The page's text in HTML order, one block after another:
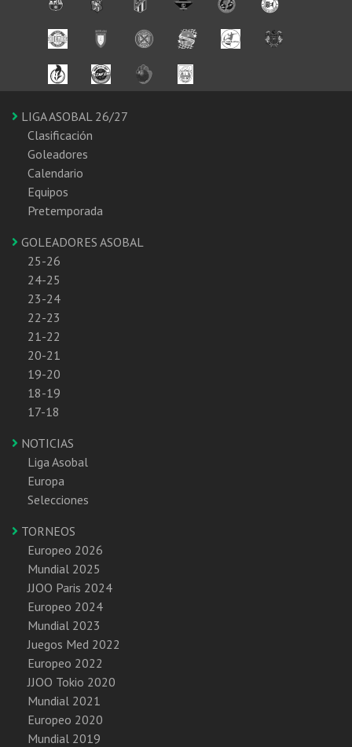
LIGA ASOBAL 26/27
Clasificación
Goleadores
Calendario
Equipos
Pretemporada
GOLEADORES ASOBAL
25-26
24-25
23-24
22-23
21-22
20-21
19-20
18-19
17-18
NOTICIAS
Liga Asobal
Europa
Selecciones
TORNEOS
Europeo 2026
Mundial 2025
JJOO Paris 2024
Europeo 2024
Mundial 2023
Juegos Med 2022
Europeo 2022
JJOO Tokio 2020
Mundial 2021
Europeo 2020
Mundial 2019